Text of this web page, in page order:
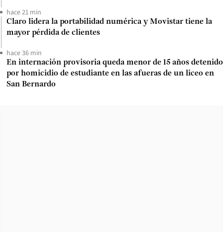
hace 21 min
Claro lidera la portabilidad numérica y Movistar tiene la
mayor pérdida de clientes
hace 36 min
En internación provisoria queda menor de 15 años detenido
por homicidio de estudiante en las afueras de un liceo en
San Bernardo